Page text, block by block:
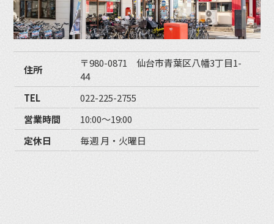
住所
〒980-0871 仙台市青葉区八幡3丁目1-
44
TEL
022-225-2755
営業時間
10:00〜19:00
定休日
毎週 月・火曜日